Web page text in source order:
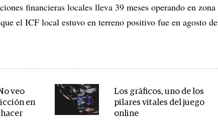
financieras locales lleva 39 meses operando en zona
el ICF local estuvo en terreno positivo fue en agosto de
veo
en
Los gráficos, uno de los
pilares vitales del juego
online